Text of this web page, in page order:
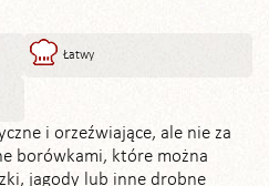
Łatwy
i orzeźwiające, ale nie za
borówkami, które można
jagody lub inne drobne